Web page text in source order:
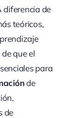
diferencia de
teóricos,
que el
para
de
de